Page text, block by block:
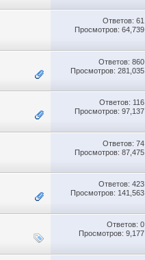
Ответов: 61
Просмотров: 64,739
Ответов: 860
Просмотров: 281,035
Ответов: 116
Просмотров: 97,137
Ответов: 74
Просмотров: 87,475
Ответов: 423
Просмотров: 141,563
Ответов: 0
Просмотров: 9,177